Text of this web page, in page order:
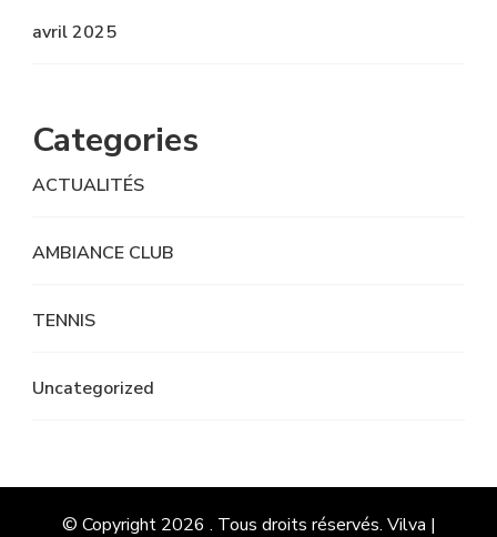
avril 2025
Categories
ACTUALITÉS
AMBIANCE CLUB
TENNIS
Uncategorized
© Copyright 2026 . Tous droits réservés. Vilva |